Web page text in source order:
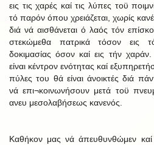
εις τις χαρές καί τις λύπες τοϋ
τό παρόν όπου χρειάζεται, χωρίς
διά νά αισθάνεται ό λαός τόν
στεκώμεθα πατρικά τόσον εις
δοκιμασίας όσον καί εις τήν
είναι κέντρον ενότητας καί
πύλες του θά είναι άνοικτές διά
νά επι¬κοινωνήσουν μετά τοϋ
ανευ μεσολαβήσεως κανενός.
Καθήκον μας νά άπευθυνθώμεν